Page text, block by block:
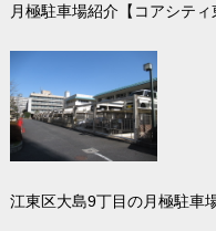
月極駐車場紹介【コアシティ
江東区大島9丁目の月極駐車